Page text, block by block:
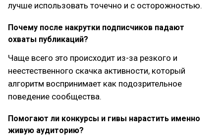
лучше использовать точечно и с осторожностью.
Почему после накрутки подписчиков падают
охваты публикаций?
Чаще всего это происходит из-за резкого и
неестественного скачка активности, который
алгоритм воспринимает как подозрительное
поведение сообщества.
Помогают ли конкурсы и гивы нарастить именно
живую аудиторию?